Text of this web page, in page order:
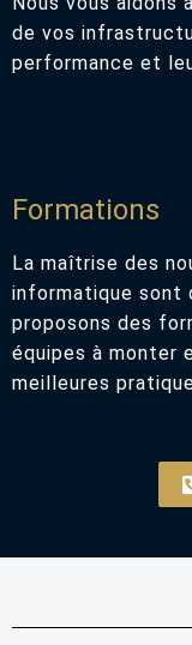
de vos
performance et
Formations
La maîtrise des
informatique sont
proposons des
équipes à monter
meilleures